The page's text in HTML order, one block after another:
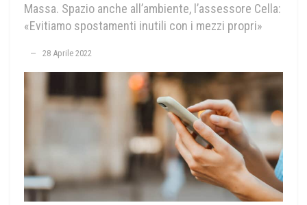
Massa. Spazio anche all’ambiente, l’assessore Cella:
«Evitiamo spostamenti inutili con i mezzi propri»
28 Aprile 2022